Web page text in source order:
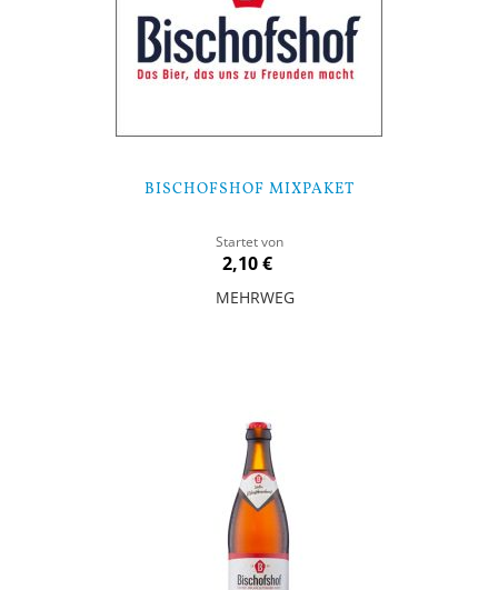
BISCHOFSHOF MIXPAKET
Startet von
2,10 €
MEHRWEG